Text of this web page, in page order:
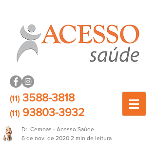
(11)3588-3818
(11)93803-3932
Dr. Cemoas - Acesso Saúde
6 de nov. de 2020 2 min de leitura